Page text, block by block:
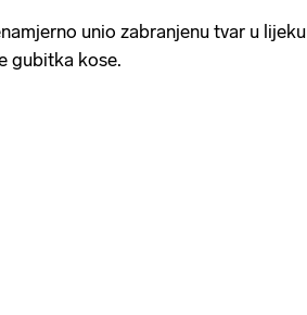
unio zabranjenu tvar u lijeku
gubitka kose.